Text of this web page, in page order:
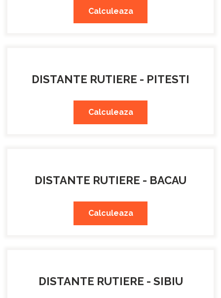
Calculeaza
DISTANTE RUTIERE - PITESTI
Calculeaza
DISTANTE RUTIERE - BACAU
Calculeaza
DISTANTE RUTIERE - SIBIU